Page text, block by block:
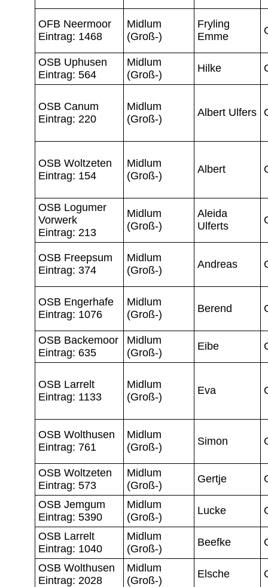
OFB Neermoor
Eintrag: 1468
Midlum
(Groß-)
Fryling
Emme
OSB Uphusen
Eintrag: 564
Midlum
(Groß-)
Hilke
OSB Canum
Eintrag: 220
Midlum
(Groß-)
Albert Ulfers
OSB Woltzeten
Eintrag: 154
Midlum
(Groß-)
Albert
OSB Logumer
Vorwerk
Eintrag: 213
Midlum
(Groß-)
Aleida
Ulferts
OSB Freepsum
Eintrag: 374
Midlum
(Groß-)
Andreas
OSB Engerhafe
Eintrag: 1076
Midlum
(Groß-)
Berend
OSB Backemoor
Eintrag: 635
Midlum
(Groß-)
Eibe
OSB Larrelt
Eintrag: 1133
Midlum
(Groß-)
Eva
OSB Wolthusen
Eintrag: 761
Midlum
(Groß-)
Simon
OSB Woltzeten
Eintrag: 573
Midlum
(Groß-)
Gertje
OSB Jemgum
Eintrag: 5390
Midlum
(Groß-)
Lucke
OSB Larrelt
Eintrag: 1040
Midlum
(Groß-)
Beefke
OSB Wolthusen
Eintrag: 2028
Midlum
(Groß-)
Elsche